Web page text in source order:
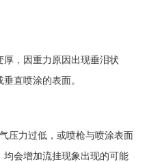
，因重力原因出现垂泪状
直喷涂的表面。
压力过低，或喷枪与喷涂表面
会增加流挂现象出现的可能